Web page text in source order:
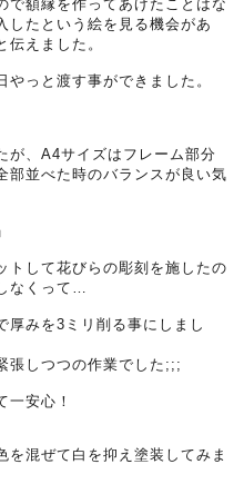
で額縁を作ってあげたことはな
したという絵を見る機会があ
伝えました。
っと渡す事ができました。
が、A4サイズはフレーム部分
部並べた時のバランスが良い気
トして花びらの彫刻を施したの
なくって…
厚みを3ミリ削る事にしまし
張しつつの作業でした;;;
一安心！
を混ぜて白を抑え塗装してみま